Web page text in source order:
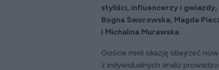
styliści, influencerzy i
Bogna Sworowska, Magda
i Michalina Murawska
Goście mieli okazję obejrzeć
z indywidualnych analiz